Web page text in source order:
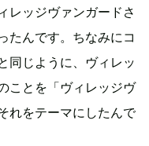
レッジヴァンガードさ
たんです。ちなみにコ
同じように、ヴィレッ
ことを「ヴィレッジヴ
れをテーマにしたんで